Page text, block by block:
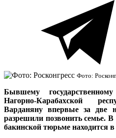
Фото:
Бывшему
Нагорно-Карабахской
Варданяну впервые за две
разрешили позвонить семье. В
бакинской тюрьме находится